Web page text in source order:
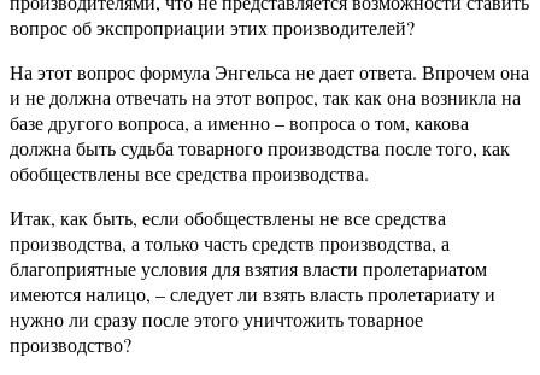
вопрос об экспроприации этих производителей?
На этот вопрос формула Энгельса не дает ответа. Впрочем она
и не должна отвечать на этот вопрос, так как она возникла на
базе другого вопроса, а именно – вопроса о том, какова
должна быть судьба товарного производства после того, как
обобществлены все средства производства.
Итак, как быть, если обобществлены не все средства
производства, а только часть средств производства, а
благоприятные условия для взятия власти пролетариатом
имеются налицо, – следует ли взять власть пролетариату и
нужно ли сразу после этого уничтожить товарное
производство?